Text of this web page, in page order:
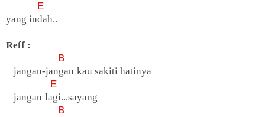
E
yang indah..
Reff :
B
jangan-jangan kau sakiti hatinya
E
jangan lagi...sayang
B